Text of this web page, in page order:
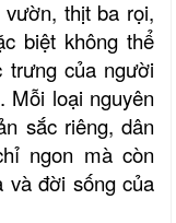
vườn, thịt ba rọi,
biệt không thể
trưng của người
Mỗi loại nguyên
sắc riêng, dân
ngon mà còn
và đời sống của